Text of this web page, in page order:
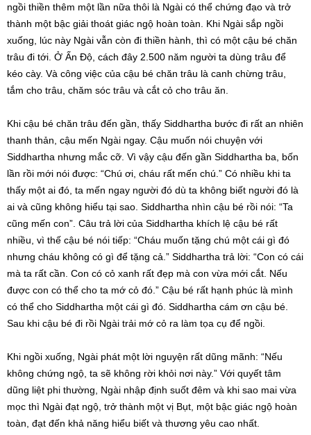
ngồi thiền thêm một lần nữa thôi là Ngài có thể chứng đạo và trở
thành một bậc giải thoát giác ngộ hoàn toàn. Khi Ngài sắp ngồi
xuống, lúc này Ngài vẫn còn đi thiền hành, thì có một cậu bé chăn
trâu đi tới. Ở Ấn Độ, cách đây 2.500 năm người ta dùng trâu để
kéo cày. Và công việc của cậu bé chăn trâu là canh chừng trâu,
tắm cho trâu, chăm sóc trâu và cắt cỏ cho trâu ăn.
Khi cậu bé chăn trâu đến gần, thấy Siddhartha bước đi rất an nhiên
thanh thản, cậu mến Ngài ngay. Cậu muốn nói chuyện với
Siddhartha nhưng mắc cỡ. Vì vậy cậu đến gần Siddhartha ba, bốn
lần rồi mới nói được: “Chú ơi, cháu rất mến chú.” Có nhiều khi ta
thấy một ai đó, ta mến ngay người đó dù ta không biết người đó là
ai và cũng không hiểu tại sao. Siddhartha nhìn cậu bé rồi nói: “Ta
cũng mến con”. Câu trả lời của Siddhartha khích lệ cậu bé rất
nhiều, vì thế cậu bé nói tiếp: “Cháu muốn tặng chú một cái gì đó
nhưng cháu không có gì để tặng cả.” Siddhartha trả lời: “Con có cái
mà ta rất cần. Con có cỏ xanh rất đẹp mà con vừa mới cắt. Nếu
được con có thể cho ta mớ cỏ đó.” Cậu bé rất hạnh phúc là mình
có thể cho Siddhartha một cái gì đó. Siddhartha cám ơn cậu bé.
Sau khi cậu bé đi rồi Ngài trải mớ cỏ ra làm tọa cụ để ngồi.
Khi ngồi xuống, Ngài phát một lời nguyện rất dũng mãnh: “Nếu
không chứng ngộ, ta sẽ không rời khỏi nơi này.” Với quyết tâm
dũng liệt phi thường, Ngài nhập định suốt đêm và khi sao mai vừa
mọc thì Ngài đạt ngộ, trở thành một vị Bụt, một bậc giác ngộ hoàn
toàn, đạt đến khả năng hiểu biết và thương yêu cao nhất.